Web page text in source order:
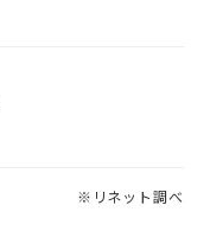
※リネット調べ